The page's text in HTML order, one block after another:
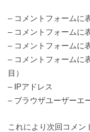
– コメントフォームに
– コメントフォームに
– コメントフォームに
– コメントフォームに
目）
– IPアドレス
– ブラウザユーザーエ
これにより次回コメン